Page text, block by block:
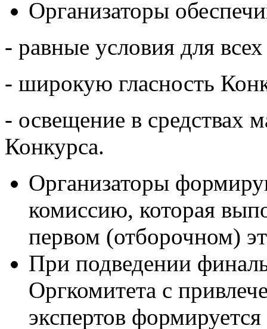
Организаторы
- равные условия для
- широкую гласность
- освещение в средствах
Конкурса.
Организаторы
комиссию, которая
первом (отборочном)
При подведении
Оргкомитета с
экспертов